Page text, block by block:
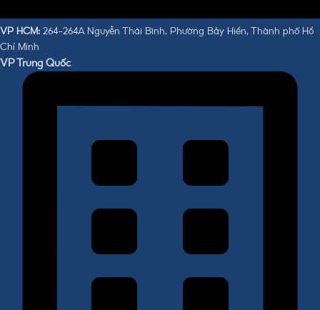
VP HCM: 264-264A Nguyễn Thái Bình, Phường Bảy Hiền, Thành phố Hồ
Chí Minh
VP Trung Quốc